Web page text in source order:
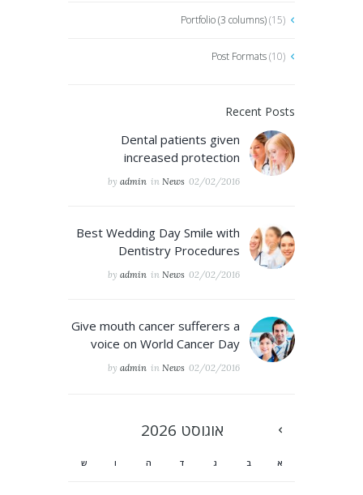
Portfolio (3 columns)(15)
Post Formats(10)
Recent Posts
Dental patients given
increased protection
02/02/2016
byadmin inNews
Best Wedding Day Smile with
Dentistry Procedures
02/02/2016
byadmin inNews
Give mouth cancer sufferers a
voice on World Cancer Day
02/02/2016
byadmin inNews
אוגוסט 2026
א ב ג ד ה ו ש